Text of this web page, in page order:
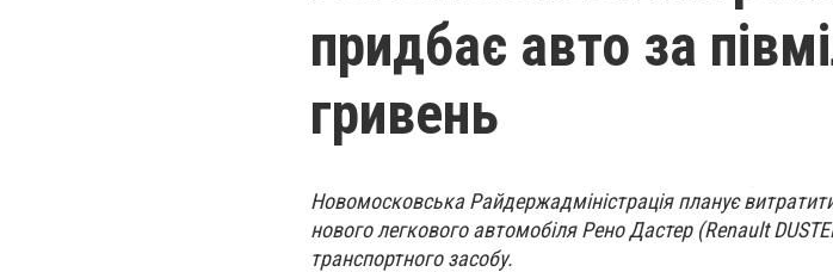
придбає авто за
гривень
Новомосковська Райдержадміністрація планує
нового легкового автомобіля Рено Дастер (Renault
транспортного засобу.